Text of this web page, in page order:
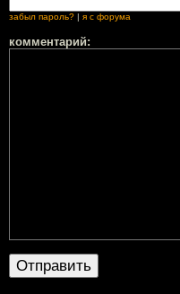
забыл пароль? я с форума
комментарий: